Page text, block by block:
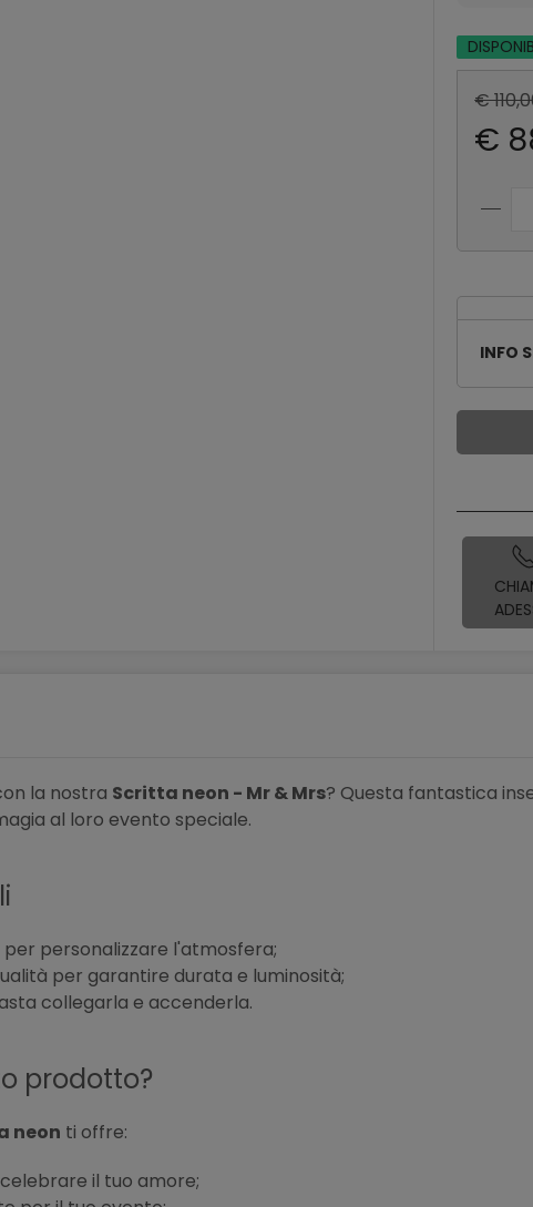
€
€
INFO
la nostra Scritta neon - Mr & Mrs? Questa fantastica
al loro evento speciale.
per personalizzare l'atmosfera;
per garantire durata e luminosità;
collegarla e accenderla.
prodotto?
neon ti offre:
il tuo amore;